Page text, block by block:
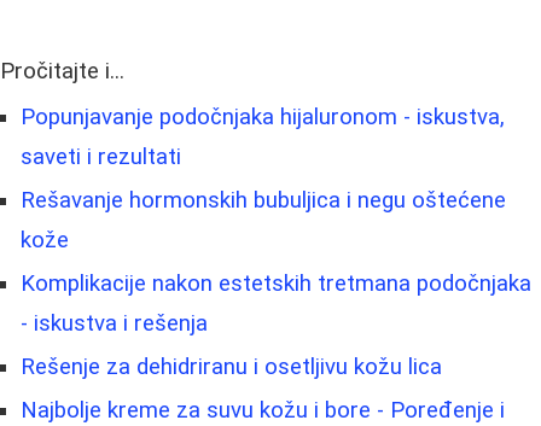
Pročitajte i...
Popunjavanje podočnjaka hijaluronom - iskustva,
saveti i rezultati
Rešavanje hormonskih bubuljica i negu oštećene
kože
Komplikacije nakon estetskih tretmana podočnjaka
- iskustva i rešenja
Rešenje za dehidriranu i osetljivu kožu lica
Najbolje kreme za suvu kožu i bore - Poređenje i